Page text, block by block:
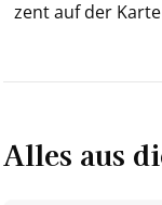
zent auf der
Alles aus